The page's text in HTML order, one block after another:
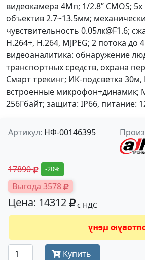
видеокамера 4Мп; 1/2.8” CMOS;
объектив 2.7~13.5мм;
чувствительность 0.05лк@F1.6;
H.264+, H.264, MJPEG; 2 потока до
видеоаналитика: обнаружение
транспортных средств, охрана
Смарт трекинг; ИК-подсветка 30м,
встроенные микрофон+динамик;
256Гбайт; защита: IP66, питание:
Артикул: НФ-00146395
17890 -20%
Выгода 3578
Цена: 14312 с НДС
Получить оптовую цену
Купить